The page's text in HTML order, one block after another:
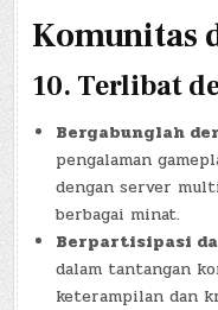
Komunitas
10. Terlibat
Bergabunglah
pengalaman
dengan server
berbagai minat.
Berpartisipasi
dalam tantangan
keterampilan dan